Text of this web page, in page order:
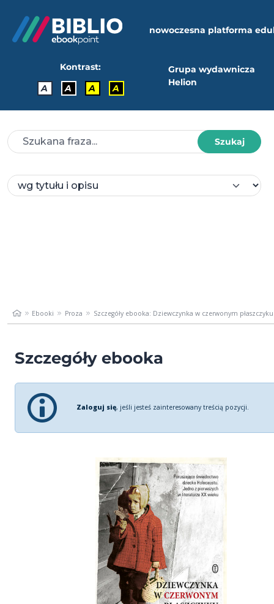
nowoczesna platforma
Kontrast:
A
A A A
Grupa wydawnicza
Helion
Szukaj
Ebooki Proza Szczegóły ebooka: Dziewczynka w czerwonym płaszczyku
Szczegóły ebooka
Zaloguj się, jeśli jesteś zainteresowany treścią pozycji.